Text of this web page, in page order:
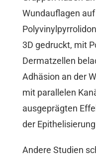
Wundauflagen
3D gedruckt, mit
Dermatzellen
Adhäsion an der
mit parallelen
ausgeprägten
der
Andere Studien